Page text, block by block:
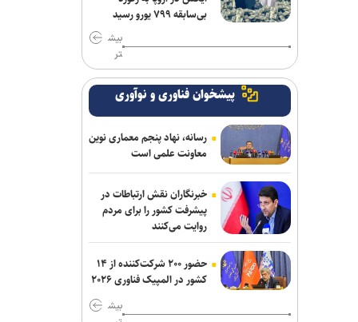
بی‌سابقه ۷۹۹ یورو رسید
بیش
تر
پیشخوان فناوری و نوآوری
رسانه، نهاد پنجم معماری نوین
معاونت علمی است
خبرنگاران نقش ارتباطات در
پیشرفت کشور را برای مردم
روایت می‌کنند
حضور ۲۰۰ شرکت‌کننده از ۱۴
کشور در المپیک فناوری ۲۰۲۶
بیش